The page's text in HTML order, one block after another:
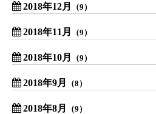
2018年12月 （9）
2018年11月 （9）
2018年10月 （9）
2018年9月 （8）
2018年8月 （9）